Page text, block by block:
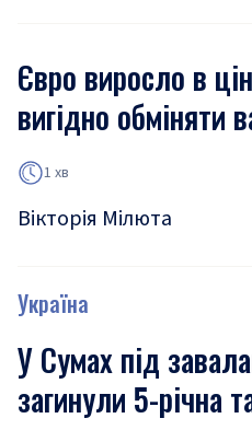
Євро виросло в
вигідно обміняти
1 хв
Вікторія Мілюта
Україна
У Сумах під
загинули 5-річна